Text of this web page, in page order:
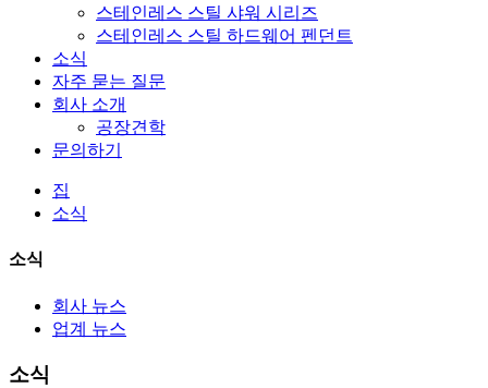
스테인레스 스틸 샤워 시리즈
스테인레스 스틸 하드웨어 펜던트
소식
자주 묻는 질문
회사 소개
공장견학
문의하기
집
소식
소식
회사 뉴스
업계 뉴스
소식